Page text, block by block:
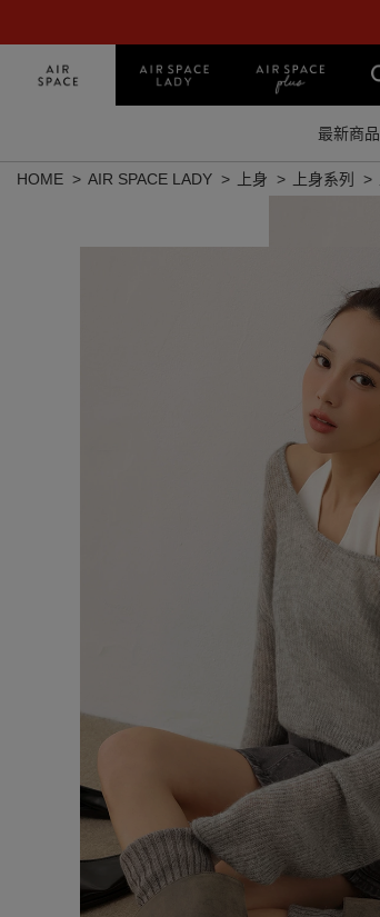
最新商品
HOME AIR SPACE LADY 上身 上身系列